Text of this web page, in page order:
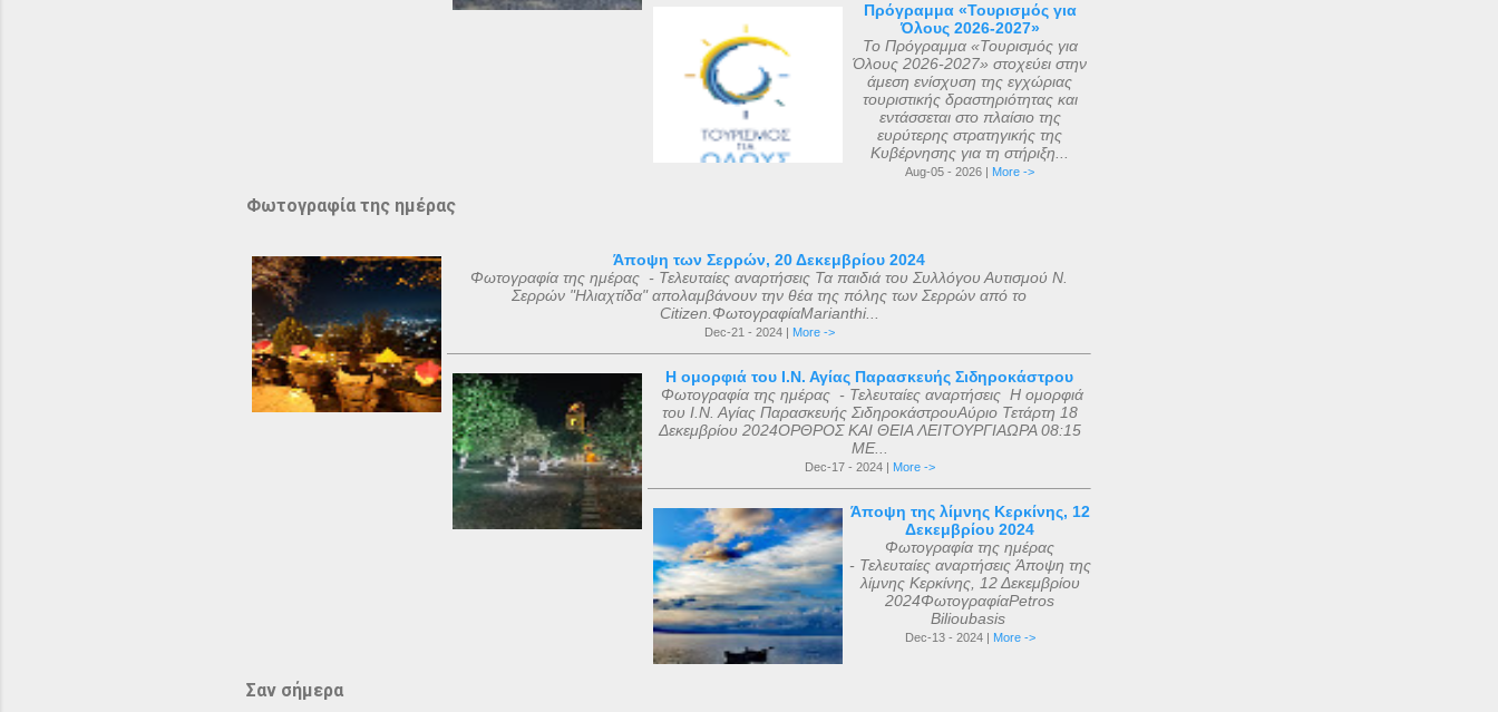
Πρόγραμμα «Τουρισμός για
Όλους 2026-2027»
Το Πρόγραμμα «Τουρισμός για
Όλους 2026-2027» στοχεύει στην
άμεση ενίσχυση της εγχώριας
τουριστικής δραστηριότητας και
εντάσσεται στο πλαίσιο της
ευρύτερης στρατηγικής της
Κυβέρνησης για τη στήριξη...
Aug-05 - 2026 | More ->
Φωτογραφία της ημέρας
Άποψη των Σερρών, 20 Δεκεμβρίου 2024
Φωτογραφία της ημέρας - Τελευταίες αναρτήσεις Τα παιδιά του Συλλόγου Αυτισμού Ν.
Σερρών "Ηλιαχτίδα" απολαμβάνουν την θέα της πόλης των Σερρών από το
Citizen.ΦωτογραφίαMarianthi...
Dec-21 - 2024 | More ->
Η ομορφιά του Ι.Ν. Αγίας Παρασκευής Σιδηροκάστρου
Φωτογραφία της ημέρας - Τελευταίες αναρτήσεις Η ομορφιά
του Ι.Ν. Αγίας Παρασκευής ΣιδηροκάστρουΑύριο Τετάρτη 18
Δεκεμβρίου 2024ΟΡΘΡΟΣ ΚΑΙ ΘΕΙΑ ΛΕΙΤΟΥΡΓΙΑΩΡΑ 08:15
ΜΕ...
Dec-17 - 2024 | More ->
Άποψη της λίμνης Κερκίνης, 12
Δεκεμβρίου 2024
Φωτογραφία της ημέρας
- Τελευταίες αναρτήσεις Άποψη της
λίμνης Κερκίνης, 12 Δεκεμβρίου
2024ΦωτογραφίαPetros
Bilioubasis
Dec-13 - 2024 | More ->
Σαν σήμερα